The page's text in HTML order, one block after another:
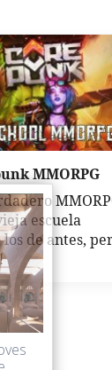
MMORPG
escuela
los de antes,